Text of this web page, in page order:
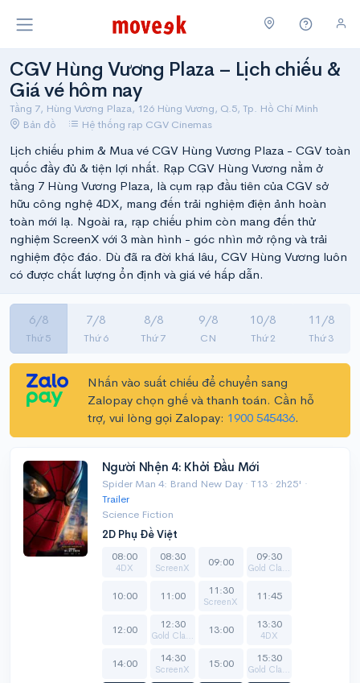
CGV Hùng Vương Plaza – Lịch chiếu &
Giá vé hôm nay
Tầng 7, Hùng Vương Plaza, 126 Hùng Vương, Q.5, Tp. Hồ Chí Minh
Bản đồ
Hệ thống rạp CGV Cinemas
Lịch chiếu phim & Mua vé CGV Hùng Vương Plaza - CGV toàn
quốc đầy đủ & tiện lợi nhất. Rạp CGV Hùng Vương nằm ở
tầng 7 Hùng Vương Plaza, là cụm rạp đầu tiên của CGV sở
hữu công nghệ 4DX, mang đến trải nghiệm điện ảnh hoàn
toàn mới lạ. Ngoài ra, rạp chiếu phim còn mang đến thử
nghiệm ScreenX với 3 màn hình - góc nhìn mở rộng và trải
nghiệm độc đáo. Dù đã ra đời khá lâu, CGV Hùng Vương luôn
có được chất lượng ổn định và giá vé hấp dẫn.
6/8
Thứ 5
7/8
Thứ 6
8/8
Thứ 7
9/8
CN
10/8
Thứ 2
11/8
Thứ 3
Nhấn vào suất chiếu để chuyển sang
Zalopay chọn ghế và thanh toán. Cần hỗ
trợ, vui lòng gọi Zalopay: 1900 545436.
Người Nhện 4: Khởi Đầu Mới
Spider Man 4: Brand New Day · T13 · 2h25' ·
Trailer
Science Fiction
2D Phụ Đề Việt
08:00
4DX
08:30
ScreenX 09:00 09:30
10:00 11:00 11:30
ScreenX 11:45
12:00 12:30 13:00 13:30
4DX
14:00 14:30
ScreenX 15:00 15:30